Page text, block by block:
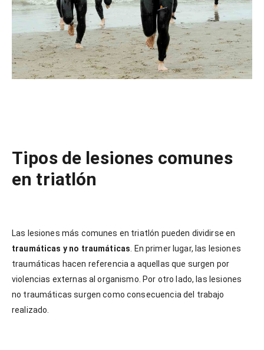
Tipos de lesiones comunes
en triatlón
Las lesiones más comunes en triatlón pueden dividirse en
traumáticas y no traumáticas. En primer lugar, las lesiones
traumáticas hacen referencia a aquellas que surgen por
violencias externas al organismo. Por otro lado, las lesiones
no traumáticas surgen como consecuencia del trabajo
realizado.